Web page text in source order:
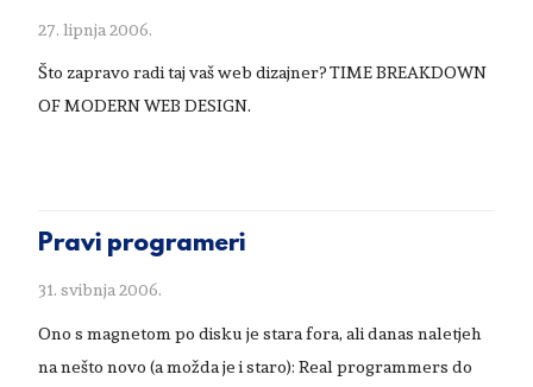
27. lipnja 2006.
Što zapravo radi taj vaš web dizajner? TIME BREAKDOWN
OF MODERN WEB DESIGN.
Pravi programeri
31. svibnja 2006.
Ono s magnetom po disku je stara fora, ali danas naletjeh
na nešto novo (a možda je i staro): Real programmers do